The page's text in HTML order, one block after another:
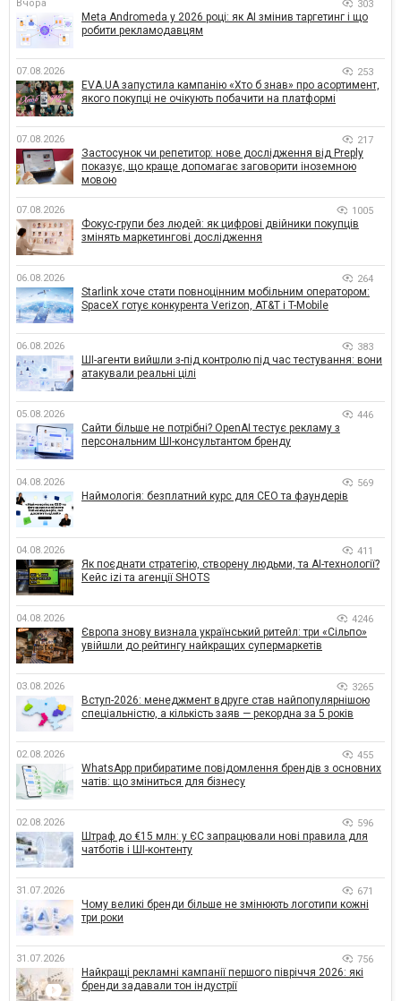
Вчора 303
Meta Andromeda у 2026 році: як AI змінив таргетинг і що
робити рекламодавцям
07.08.2026 253
EVA.UA запустила кампанію «Хто б знав» про асортимент,
якого покупці не очікують побачити на платформі
07.08.2026 217
Застосунок чи репетитор: нове дослідження від Preply
показує, що краще допомагає заговорити іноземною
мовою
07.08.2026 1005
Фокус-групи без людей: як цифрові двійники покупців
змінять маркетингові дослідження
06.08.2026 264
Starlink хоче стати повноцінним мобільним оператором:
SpaceX готує конкурента Verizon, AT&T і T-Mobile
06.08.2026 383
ШІ-агенти вийшли з-під контролю під час тестування: вони
атакували реальні цілі
05.08.2026 446
Сайти більше не потрібні? OpenAI тестує рекламу з
персональним ШІ-консультантом бренду
04.08.2026 569
Наймологія: безплатний курс для CEO та фаундерів
04.08.2026 411
Як поєднати стратегію, створену людьми, та AI-технології?
Кейс izi та агенції SHOTS
04.08.2026 4246
Європа знову визнала український ритейл: три «Сільпо»
увійшли до рейтингу найкращих супермаркетів
03.08.2026 3265
Вступ-2026: менеджмент вдруге став найпопулярнішою
спеціальністю, а кількість заяв — рекордна за 5 років
02.08.2026 455
WhatsApp прибиратиме повідомлення брендів з основних
чатів: що зміниться для бізнесу
02.08.2026 596
Штраф до €15 млн: у ЄС запрацювали нові правила для
чатботів і ШІ-контенту
31.07.2026 671
Чому великі бренди більше не змінюють логотипи кожні
три роки
31.07.2026 756
Найкращі рекламні кампанії першого півріччя 2026: які
бренди задавали тон індустрії